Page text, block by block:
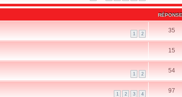
1 2 35
15
1 2 54
1 2 3 4 97